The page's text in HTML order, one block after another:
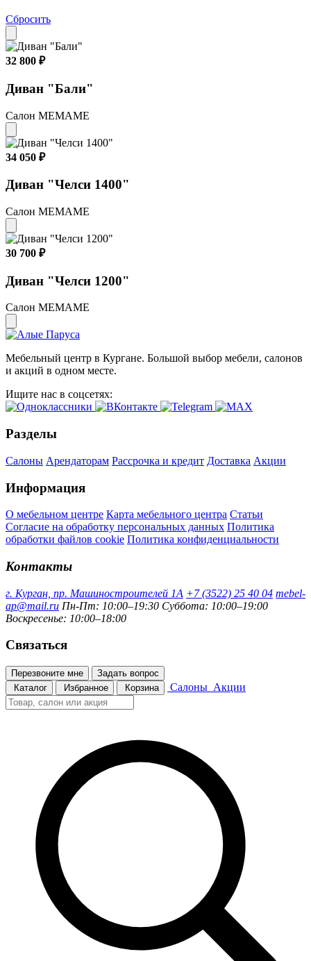
Сбросить
32 800 ₽
Диван "Бали"
Салон МЕМАМЕ
34 050 ₽
Диван "Челси 1400"
Салон МЕМАМЕ
30 700 ₽
Диван "Челси 1200"
Салон МЕМАМЕ
Мебельный центр в Кургане. Большой выбор мебели, салонов
и акций в одном месте.
Ищите нас в соцсетях:
Разделы
Салоны Арендаторам Рассрочка и кредит Доставка Акции
Информация
О мебельном центре Карта мебельного центра Статьи
Согласие на обработку персональных данных Политика
обработки файлов cookie Политика конфиденциальности
Контакты
г. Курган, пр. Машиностроителей 1А +7 (3522) 25 40 04 mebel-
ap@mail.ru Пн-Пт: 10:00–19:30 Суббота: 10:00–19:00
Воскресенье: 10:00–18:00
Связаться
Перезвоните мне
Задать вопрос
Каталог
Избранное Корзина Салоны Акции